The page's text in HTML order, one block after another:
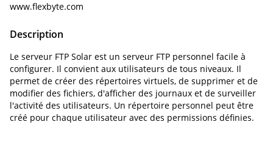
www.flexbyte.com
Description
Le serveur FTP Solar est un serveur FTP personnel facile à
configurer. Il convient aux utilisateurs de tous niveaux. Il
permet de créer des répertoires virtuels, de supprimer et de
modifier des fichiers, d'afficher des journaux et de surveiller
l'activité des utilisateurs. Un répertoire personnel peut être
créé pour chaque utilisateur avec des permissions définies.